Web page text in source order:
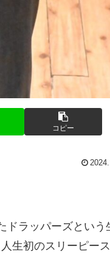
コピー
ラッパーズという
生初のスリーピー